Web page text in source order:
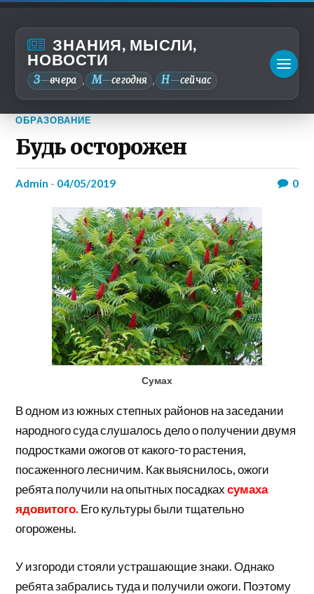
ЗНАНИЯ, МЫСЛИ,
НОВОСТИ
З—вчера , М—сегодня , Н—сейчас
ОБРАЗОВАНИЕ
Будь осторожен
admin - 04/05/2019 0
Сумах
В одном из южных степных районов на заседании
народного суда слушалось дело о получении двумя
подростками ожогов от какого-то растения,
посаженного лесничим. Как выяснилось, ожоги
ребята получили на опытных посадкахсумаха
ядовитого.Его культуры были тщательно
огорожены.
У изгороди стояли устрашающие знаки. Однако
ребята забрались туда и получили ожоги. Поэтому